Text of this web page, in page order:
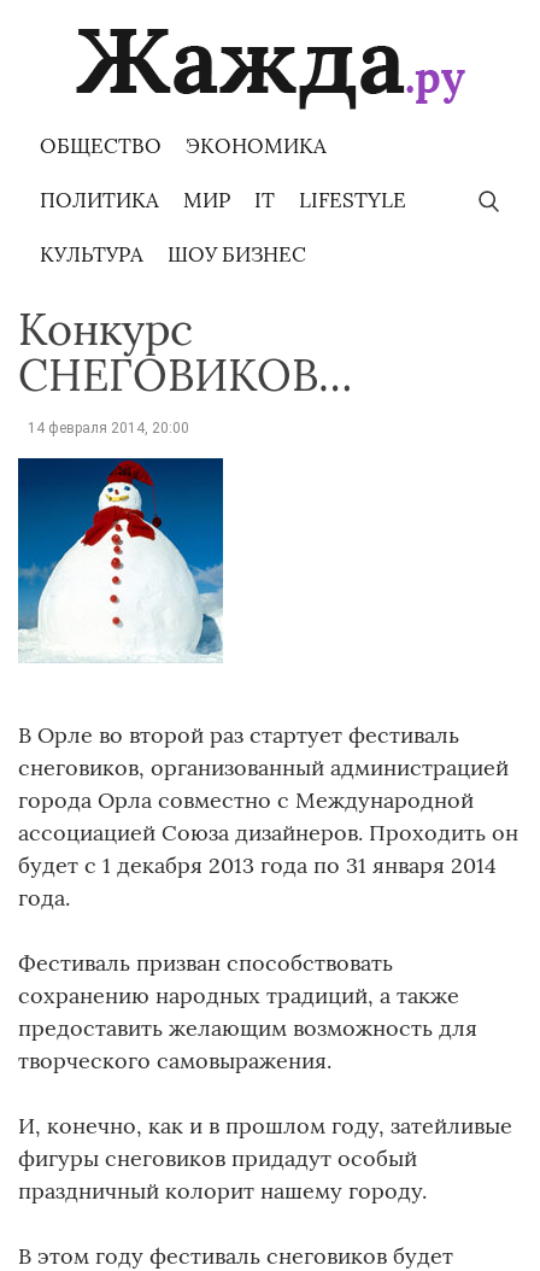
ОБЩЕСТВО ЭКОНОМИКА
ПОЛИТИКА МИР IT LIFESTYLE
КУЛЬТУРА ШОУ БИЗНЕС
Конкурс
СНЕГОВИКОВ…
14 февраля 2014, 20:00
В Орле во второй раз стартует фестиваль
снеговиков, организованный администрацией
города Орла совместно с Международной
ассоциацией Союза дизайнеров. Проходить он
будет с 1 декабря 2013 года по 31 января 2014
года.
Фестиваль призван способствовать
сохранению народных традиций, а также
предоставить желающим возможность для
творческого самовыражения.
И, конечно, как и в прошлом году, затейливые
фигуры снеговиков придадут особый
праздничный колорит нашему городу.
В этом году фестиваль снеговиков будет